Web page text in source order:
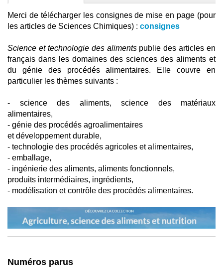
Merci de télécharger les consignes de mise en page (pour
les articles de Sciences Chimiques) : consignes
Science et technologie des alimentspublie des articles en
français dans les domaines des sciences des aliments et
du génie des procédés alimentaires. Elle couvre en
particulier les thèmes suivants :
- science des aliments, science des matériaux
alimentaires,
- génie des procédés agroalimentaires
et développement durable,
- technologie des procédés agricoles et alimentaires,
- emballage,
- ingénierie des aliments, aliments fonctionnels,
produits intermédiaires, ingrédients,
- modélisation et contrôle des procédés alimentaires.
Numéros parus